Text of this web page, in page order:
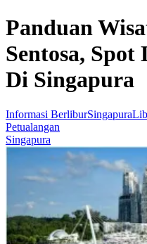
Panduan
Sentosa,
Di Singapura
Informasi BerliburSingapura
Petualangan
Singapura